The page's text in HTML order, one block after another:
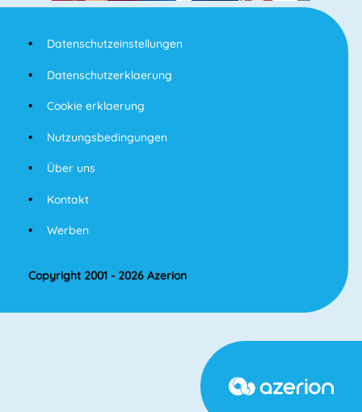
Datenschutzeinstellungen
Datenschutzerklaerung
Cookie erklaerung
Nutzungsbedingungen
Über uns
Kontakt
Werben
Copyright 2001 - 2026 Azerion